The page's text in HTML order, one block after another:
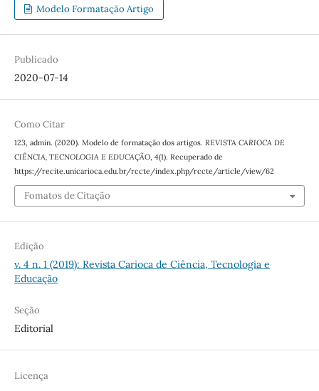
Modelo Formatação Artigo
Publicado
2020-07-14
Como Citar
123, admin. (2020). Modelo de formatação dos artigos. REVISTA CARIOCA DE
CIÊNCIA, TECNOLOGIA E EDUCAÇÃO, 4(1). Recuperado de
https://recite.unicarioca.edu.br/rccte/index.php/rccte/article/view/62
Fomatos de Citação
Edição
v. 4 n. 1 (2019): Revista Carioca de Ciência, Tecnologia e
Educação
Seção
Editorial
Licença